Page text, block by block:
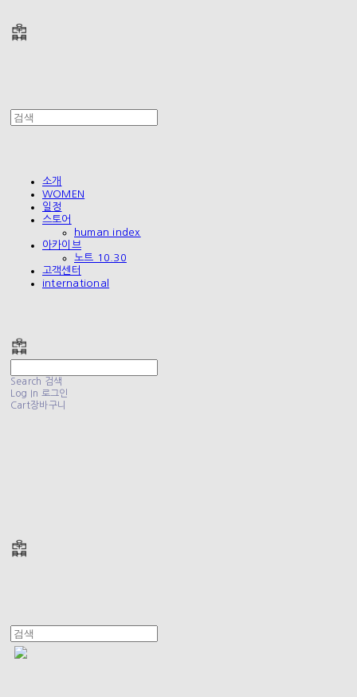
소개
WOMEN
일정
스토어
human index
아카이브
노트 10.30
고객센터
international
Search 검색
Log In 로그인
Cart장바구니